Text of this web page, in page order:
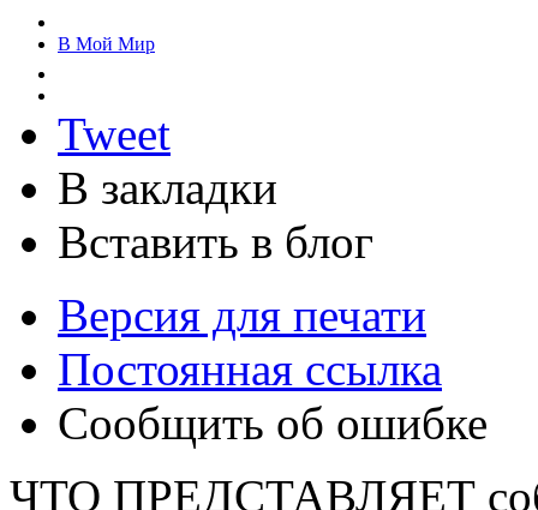
В Мой Мир
Tweet
В закладки
Вставить в блог
Версия для печати
Постоянная ссылка
Сообщить об ошибке
ЧТО ПРЕДСТАВЛЯЕТ